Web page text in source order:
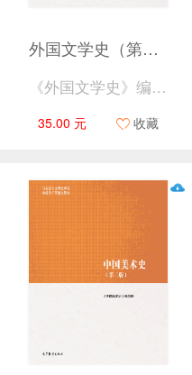
外国文学史（第三版）下册
《外国文学史》编写组
35.00 元 收藏